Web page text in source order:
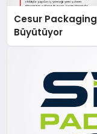
Cesur
Büyütüyor